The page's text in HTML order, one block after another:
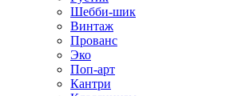
Шебби-шик
Винтаж
Прованс
Эко
Поп-арт
Кантри